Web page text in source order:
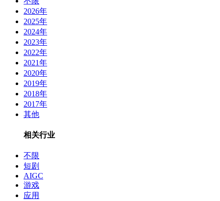
2026年
2025年
2024年
2023年
2022年
2021年
2020年
2019年
2018年
2017年
其他
相关行业
不限
短剧
AIGC
游戏
应用